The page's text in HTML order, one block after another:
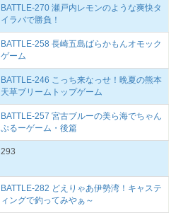
BATTLE-270 瀬戸内レモンのような爽快タ
イラバで勝負！
BATTLE-258 長崎五島ばらかもんオモック
ゲーム
BATTLE-246 こっち来なっせ！晩夏の熊本
天草ブリームトップゲーム
BATTLE-257 宮古ブルーの美ら海でちゃん
ぷるーゲーム・後篇
293
BATTLE-282 どえりゃあ伊勢湾！キャステ
ィングで釣ってみやぁ～